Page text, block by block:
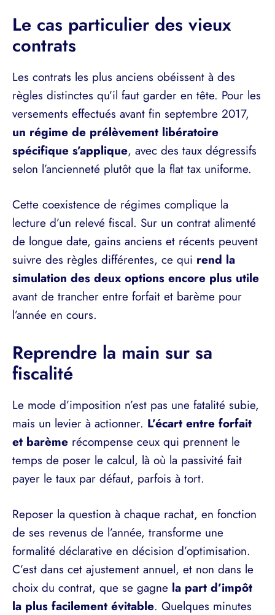
Le cas particulier des vieux
contrats
Les contrats les plus anciens obéissent à des
règles distinctes qu’il faut garder en tête. Pour les
versements effectués avant fin septembre 2017,
un régime de prélèvement libératoire
spécifique s’applique, avec des taux dégressifs
selon l’ancienneté plutôt que la flat tax uniforme.
Cette coexistence de régimes complique la
lecture d’un relevé fiscal. Sur un contrat alimenté
de longue date, gains anciens et récents peuvent
suivre des règles différentes, ce qui rend la
simulation des deux options encore plus utile
avant de trancher entre forfait et barème pour
l’année en cours.
Reprendre la main sur sa
fiscalité
Le mode d’imposition n’est pas une fatalité subie,
mais un levier à actionner. L’écart entre forfait
et barème récompense ceux qui prennent le
temps de poser le calcul, là où la passivité fait
payer le taux par défaut, parfois à tort.
Reposer la question à chaque rachat, en fonction
de ses revenus de l’année, transforme une
formalité déclarative en décision d’optimisation.
C’est dans cet ajustement annuel, et non dans le
choix du contrat, que se gagne la part d’impôt
la plus facilement évitable. Quelques minutes